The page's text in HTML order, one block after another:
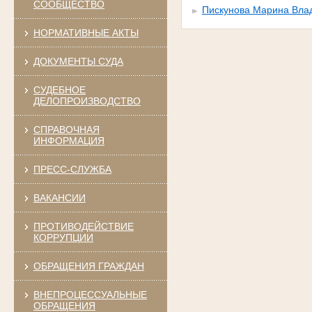
СООБЩЕСТВО
НОРМАТИВНЫЕ АКТЫ
ДОКУМЕНТЫ СУДА
СУДЕБНОЕ
ДЕЛОПРОИЗВОДСТВО
СПРАВОЧНАЯ
ИНФОРМАЦИЯ
ПРЕСС-СЛУЖБА
ВАКАНСИИ
ПРОТИВОДЕЙСТВИЕ
КОРРУПЦИИ
ОБРАЩЕНИЯ ГРАЖДАН
ВНЕПРОЦЕССУАЛЬНЫЕ
ОБРАЩЕНИЯ
Пискунова Марина